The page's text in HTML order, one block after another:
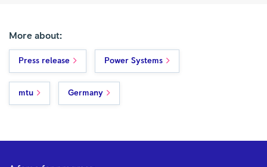
More about:
Press release Power Systems
mtu Germany